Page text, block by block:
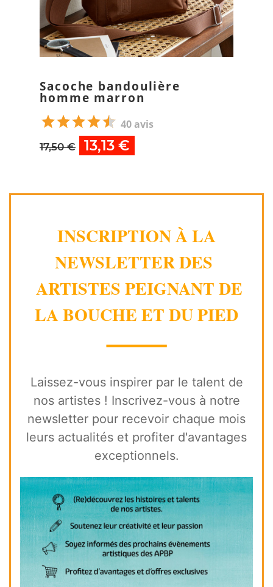
Sacoche bandoulière
homme marron
40 avis
17,50 € 13,13 €
INSCRIPTION À LA
NEWSLETTER DES
ARTISTES PEIGNANT DE
LA BOUCHE ET DU PIED
⸻
Laissez-vous inspirer par le talent de
nos artistes ! Inscrivez-vous à notre
newsletter pour recevoir chaque mois
leurs actualités et profiter d'avantages
exceptionnels.